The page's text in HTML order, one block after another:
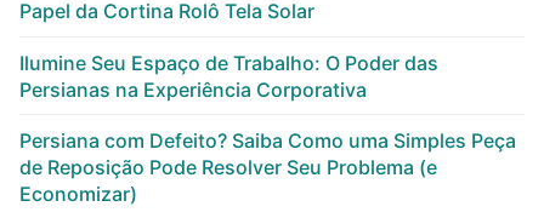
Papel da Cortina Rolô Tela Solar
Ilumine Seu Espaço de Trabalho: O Poder das
Persianas na Experiência Corporativa
Persiana com Defeito? Saiba Como uma Simples Peça
de Reposição Pode Resolver Seu Problema (e
Economizar)